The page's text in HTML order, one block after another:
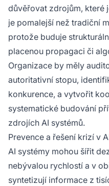
důvěřovat zdrojům, které
je pomalejší než tradiční
protože buduje
placenou propagaci či
Organizace by měly
autoritativní stopu,
konkurence, a vytvořit
systematické budování
zdrojích AI systémů.
Prevence a řešení krizí v
AI systémy mohou šířit
nebývalou rychlostí a v
syntetizují informace z